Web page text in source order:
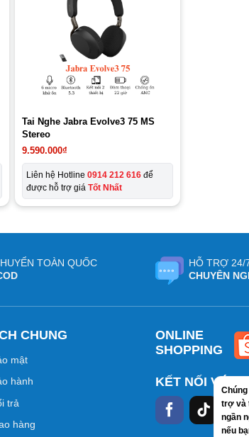
Tai Nghe Jabra Evolve3 75 MS
Stereo
9.590.000₫
Liên hệ Hotline 0914 212 616để
được hỗ trợ giá Tốt Nhất
TOÀN QUỐC
HỖ TRỢ 24/
CHUYÊN
CHUNG
mật
hành
trả
hàng
ONLINE
SHOPPING
KẾT NỐI VỚI
trợ và
ngần
nếu